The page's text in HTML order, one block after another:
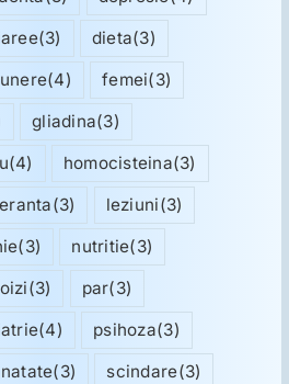
(3) dieta(3)
(4) femei(3)
gliadina(3)
(4) homocisteina(3)
(3) leziuni(3)
(3) nutritie(3)
(3) par(3)
(4) psihoza(3)
(3) scindare(3)